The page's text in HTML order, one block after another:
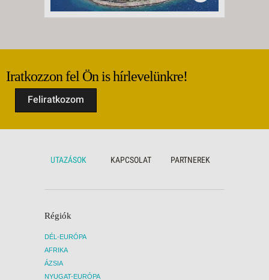
Iratkozzon fel Ön is hírlevelünkre!
Feliratkozom
UTAZÁSOK KAPCSOLAT PARTNEREK
Régiók
DÉL-EURÓPA
AFRIKA
ÁZSIA
NYUGAT-EURÓPA